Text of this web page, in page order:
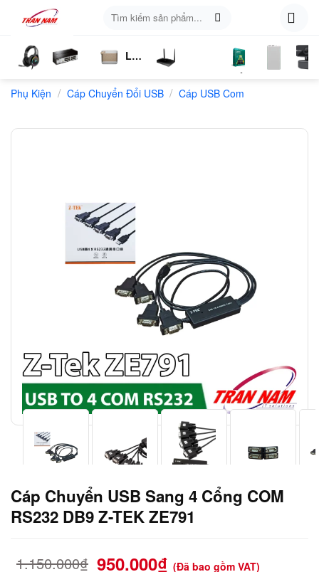
content
kiếm:
Nghe
Chia
Loa
LTE
Sóng
Phần
Mềm
Phụ Kiện / Cáp Chuyển Đổi USB / Cáp USB Com
Cáp Chuyển USB Sang 4 Cổng COM
RS232 DB9 Z-TEK ZE791
1.150.000₫ 950.000₫ (Đã bao gồm VAT)